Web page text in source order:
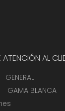
AL
BLANCA